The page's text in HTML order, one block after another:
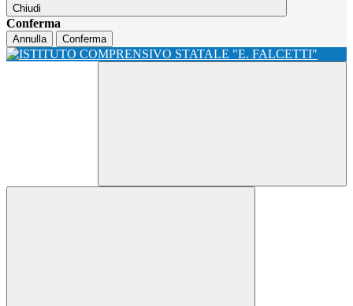
Chiudi
Conferma
Annulla Conferma